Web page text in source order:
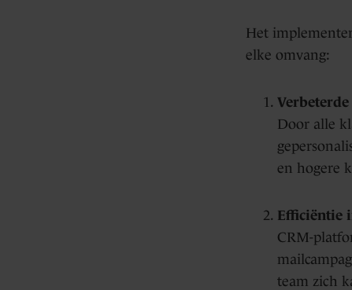
Het
elke omvang:
Door alle
en hogere
Efficiëntie
CRM-
team zich